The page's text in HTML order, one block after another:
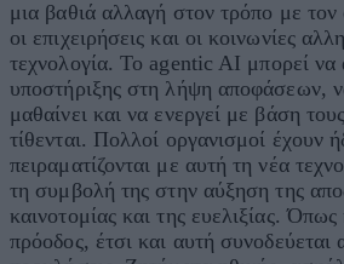
μια βαθιά αλλαγή στον τρόπο με τον
οι επιχειρήσεις και οι κοινωνίες
τεχνολογία. Το agentic AI μπορεί να
υποστήριξης στη λήψη αποφάσεων,
μαθαίνει και να ενεργεί με βάση
τίθενται. Πολλοί οργανισμοί έχουν
πειραματίζονται με αυτή τη νέα
τη συμβολή της στην αύξηση της
καινοτομίας και της ευελιξίας.
πρόοδος, έτσι και αυτή συνοδεύεται